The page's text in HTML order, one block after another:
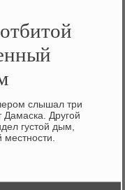
слышал три
Дамаска. Другой
густοй дым,